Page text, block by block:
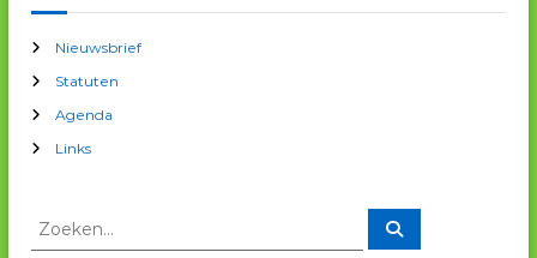
i
c
h
Nieuwsbrief
Statuten
Agenda
Links
Z
Z